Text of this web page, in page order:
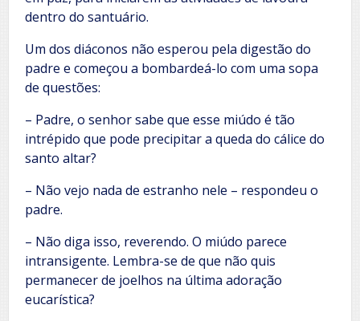
dentro do santuário.
Um dos diáconos não esperou pela digestão do
padre e começou a bombardeá-lo com uma sopa
de questões:
– Padre, o senhor sabe que esse miúdo é tão
intrépido que pode precipitar a queda do cálice do
santo altar?
– Não vejo nada de estranho nele – respondeu o
padre.
– Não diga isso, reverendo. O miúdo parece
intransigente. Lembra-se de que não quis
permanecer de joelhos na última adoração
eucarística?